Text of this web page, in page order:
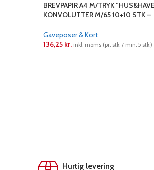
BREVPAPIR A4 M/TRYK
KONVOLUTTER M/65 10+10 STK –
Gaveposer & Kort
136,25 kr. inkl. moms (pr. stk. / min. 5 stk.)
Hurtig levering